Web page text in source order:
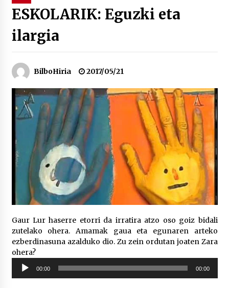
Bakaikuko barnetegitik gazteek egindako saio
2026/07/16
Tuba eta bonbardinoaren astea, Bilboko
Kontserbatorioan protagonista
2026/07/16
Auzoportala : 1×04 Auzofoniak
2026/07/15
2026/07/09
2026/07/09
ESKOLARIK: Eguzki eta
ilargia
BilboHiria 2017/05/21
Gaur Lur haserre etorri da irratira atzo oso goiz bidali
zutelako ohera. Amamak gaua eta egunaren arteko
ezberdinasuna azalduko dio. Zu zein ordutan joaten Zara
ohera?
Soinu
erreproduzigailua
00:00 00:00